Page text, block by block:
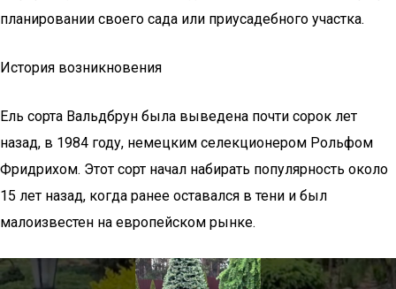
планировании своего сада или приусадебного участка.
История возникновения
Ель сорта Вальдбрун была выведена почти сорок лет
назад, в 1984 году, немецким селекционером Рольфом
Фридрихом. Этот сорт начал набирать популярность около
15 лет назад, когда ранее оставался в тени и был
малоизвестен на европейском рынке.